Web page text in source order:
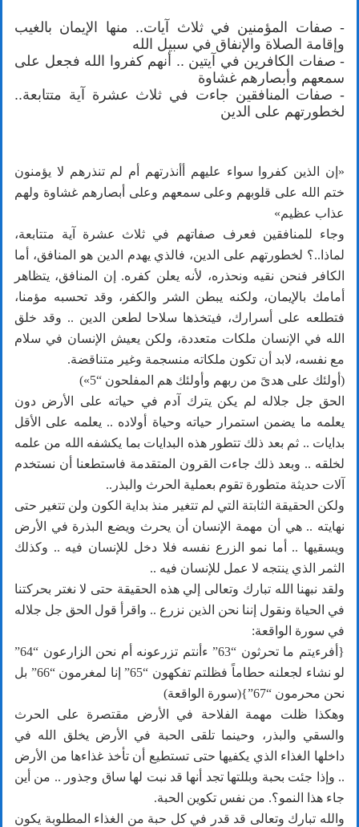
- صفات المؤمنين في ثلاث آيات.. منها الإيمان بالغيب
وإقامة الصلاة والإنفاق في سبيل الله
- صفات الكافرين في آيتين .. أنهم كفروا الله فجعل على
سمعهم وأبصارهم غشاوة
- صفات المنافقين جاءت في ثلاث عشرة آية متتابعة..
لخطورتهم على الدين
«إن الذين كفروا سواء عليهم أأنذرتهم أم لم تنذرهم لا يؤمنون
ختم الله على قلوبهم وعلى سمعهم وعلى أبصارهم غشاوة ولهم
عذاب عظيم»
وجاء للمنافقين فعرف صفاتهم في ثلاث عشرة آية متتابعة،
لماذا..؟ لخطورتهم على الدين، فالذي يهدم الدين هو المنافق، أما
الكافر فنحن نقيه ونحذره، لأنه يعلن كفره. إن المنافق، يتظاهر
أمامك بالإيمان، ولكنه يبطن الشر والكفر، وقد تحسبه مؤمنا،
فتطلعه على أسرارك، فيتخذها سلاحا لطعن الدين .. وقد خلق
الله في الإنسان ملكات متعددة، ولكن يعيش الإنسان في سلام
مع نفسه، لابد أن تكون ملكاته منسجمة وغير متناقضة.
(أولئك على هدىً من ربهم وأولئك هم المفلحون “5»)
الحق جل جلاله لم يكن يترك آدم في حياته على الأرض دون
يعلمه ما يضمن استمرار حياته وحياة أولاده .. يعلمه على الأقل
بدايات .. ثم بعد ذلك تتطور هذه البدايات بما يكشفه الله من علمه
لخلقه .. وبعد ذلك جاءت القرون المتقدمة فاستطعنا أن نستخدم
آلات حديثة متطورة تقوم بعملية الحرث والبذر..
ولكن الحقيقة الثابتة التي لم تتغير منذ بداية الكون ولن تتغير حتى
نهايته .. هي أن مهمة الإنسان أن يحرث ويضع البذرة في الأرض
ويسقيها .. أما نمو الزرع نفسه فلا دخل للإنسان فيه .. وكذلك
الثمر الذي ينتجه لا عمل للإنسان فيه ..
ولقد نبهنا الله تبارك وتعالى إلي هذه الحقيقة حتى لا نغتر بحركتنا
في الحياة ونقول إننا نحن الذين نزرع .. واقرأ قول الحق جل جلاله
في سورة الواقعة:
{أفرءيتم ما تحرثون “63” ءأنتم تزرعونه أم نحن الزارعون “64”
لو نشاء لجعلنه حطاماً فظلتم تفكهون “65” إنا لمغرمون “66” بل
نحن محرمون “67”}(سورة الواقعة)
وهكذا ظلت مهمة الفلاحة في الأرض مقتصرة على الحرث
والسقي والبذر، وحينما تلقى الحبة في الأرض يخلق الله في
داخلها الغذاء الذي يكفيها حتى تستطيع أن تأخذ غذاءها من الأرض
.. وإذا جئت بحبة وبللتها تجد أنها قد نبت لها ساق وجذور .. من أين
جاء هذا النمو؟. من نفس تكوين الحبة.
والله تبارك وتعالى قد قدر في كل حبة من الغذاء المطلوبة يكون